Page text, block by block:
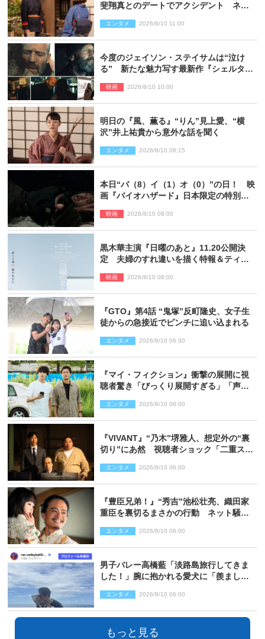
斐翔真とのデートでアクシデント ネッ
エンタメ 2026/8/10 11:00
今度のジェイソン・ステイサムは“泣け
る” 新たな魅力写す最新作『シェルタ
映画 2026/8/10 10:00
明日の『風、薫る』“りん”見上愛、“横
沢”井上祐貴から意外な話を聞く
エンタメ 2026/8/10 08:15
本日“バ（8）イ（1）オ（0）”の日！ 映
画『バイオハザード』日本限定の特別予
映画 2026/8/10 08:00
黒木華主演『日曜のあと』11.20公開決
定 夫婦のすれ違いを描く特報＆ティザ
映画 2026/8/10 08:00
『GTO』第4話 “鬼塚”反町隆史、女子生
徒からの急接近でピンチに追い込まれる
エンタメ 2026/8/10 06:30
『マイ・フィクション』衝撃の展開に視
聴者驚き「びっくり展開すぎる」「声出
エンタメ 2026/8/10 06:00
『VIVANT』“乃木”堺雅人、想定外の“裏
切り”にあ然 視聴者ショック「二重スパ
エンタメ 2026/8/10 06:00
『豊臣兄弟！』“秀吉”池松壮亮、織田家
重臣を裏切るまさかの行動 ネット騒然
り）
エンタメ 2026/8/10 06:00
男子バレー高橋藍「淡路島旅行してきま
した！」腕に抱かれる愛犬に「羨まし
エンタメ 2026/8/10 06:00
もっと見る